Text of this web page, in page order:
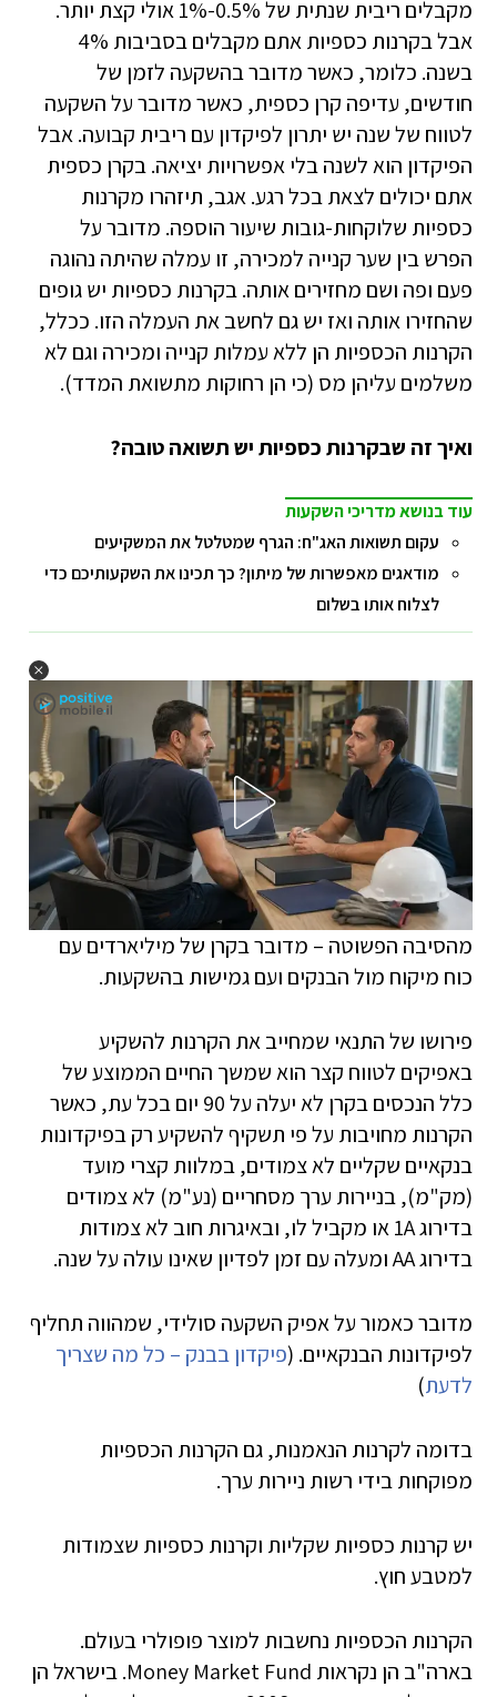
מקבלים ריבית שנתית של 0.5%-1% אולי קצת יותר.
אבל בקרנות כספיות אתם מקבלים בסביבות 4%
בשנה. כלומר, כאשר מדובר בהשקעה לזמן של
חודשים, עדיפה קרן כספית, כאשר מדובר על השקעה
לטווח של שנה יש יתרון לפיקדון עם ריבית קבועה. אבל
הפיקדון הוא לשנה בלי אפשרויות יציאה. בקרן כספית
אתם יכולים לצאת בכל רגע. אגב, תיזהרו מקרנות
כספיות שלוקחות-גובות שיעור הוספה. מדובר על
הפרש בין שער קנייה למכירה, זו עמלה שהיתה נהוגה
פעם ופה ושם מחזירים אותה. בקרנות כספיות יש גופים
שהחזירו אותה ואז יש גם לחשב את העמלה הזו. ככלל,
הקרנות הכספיות הן ללא עמלות קנייה ומכירה וגם לא
משלמים עליהן מס (כי הן רחוקות מתשואת המדד).
ואיך זה שבקרנות כספיות יש תשואה טובה?
עוד בנושא מדריכי השקעות
עקום תשואות האג"ח: הגרף שמטלטל את המשקיעים
מודאגים מאפשרות של מיתון? כך תכינו את השקעותיכם כדי
לצלוח אותו בשלום
מהסיבה הפשוטה – מדובר בקרן של מיליארדים עם
כוח מיקוח מול הבנקים ועם גמישות בהשקעות.
פירושו של התנאי שמחייב את הקרנות להשקיע
באפיקים לטווח קצר הוא שמשך החיים הממוצע של
כלל הנכסים בקרן לא יעלה על 90 יום בכל עת, כאשר
הקרנות מחויבות על פי תשקיף להשקיע רק בפיקדונות
בנקאיים שקליים לא צמודים, במלוות קצרי מועד
(מק"מ), בניירות ערך מסחריים (נע"מ) לא צמודים
בדירוג 1A או מקביל לו, ובאיגרות חוב לא צמודות
בדירוג AA ומעלה עם זמן לפדיון שאינו עולה על שנה.
מדובר כאמור על אפיק השקעה סולידי, שמהווה תחליף
לפיקדונות הבנקאיים. (פיקדון בבנק – כל מה שצריך
לדעת)
בדומה לקרנות הנאמנות, גם הקרנות הכספיות
מפוקחות בידי רשות ניירות ערך.
יש קרנות כספיות שקליות וקרנות כספיות שצמודות
למטבע חוץ.
הקרנות הכספיות נחשבות למוצר פופולרי בעולם.
בארה"ב הן נקראות Money Market Fund. בישראל הן